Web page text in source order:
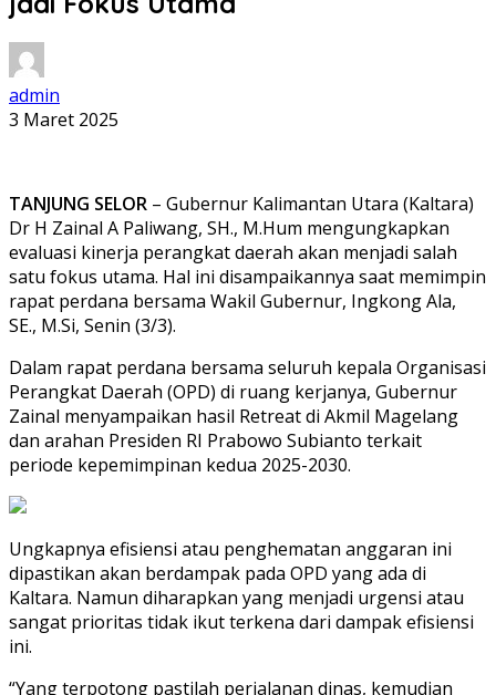
admin
3 Maret 2025
TANJUNG SELOR – Gubernur Kalimantan Utara (Kaltara)
Dr H Zainal A Paliwang, SH., M.Hum mengungkapkan
evaluasi kinerja perangkat daerah akan menjadi salah
satu fokus utama. Hal ini disampaikannya saat memimpin
rapat perdana bersama Wakil Gubernur, Ingkong Ala,
SE., M.Si, Senin (3/3).
Dalam rapat perdana bersama seluruh kepala Organisasi
Perangkat Daerah (OPD) di ruang kerjanya, Gubernur
Zainal menyampaikan hasil Retreat di Akmil Magelang
dan arahan Presiden RI Prabowo Subianto terkait
periode kepemimpinan kedua 2025-2030.
Ungkapnya efisiensi atau penghematan anggaran ini
dipastikan akan berdampak pada OPD yang ada di
Kaltara. Namun diharapkan yang menjadi urgensi atau
sangat prioritas tidak ikut terkena dari dampak efisiensi
ini.
“Yang terpotong pastilah perjalanan dinas, kemudian